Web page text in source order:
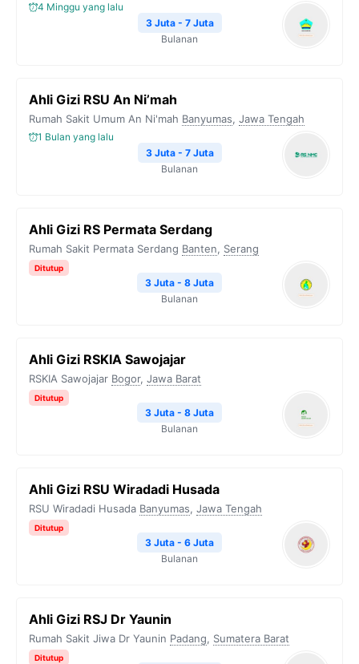
4 Minggu yang lalu
3 Juta - 7 Juta
Bulanan
Ahli Gizi RSU An Ni’mah
Rumah Sakit Umum An Ni'mah Banyumas, Jawa Tengah
1 Bulan yang lalu
3 Juta - 7 Juta
Bulanan
Ahli Gizi RS Permata Serdang
Rumah Sakit Permata Serdang Banten, Serang
Ditutup
3 Juta - 8 Juta
Bulanan
Ahli Gizi RSKIA Sawojajar
RSKIA Sawojajar Bogor, Jawa Barat
Ditutup
3 Juta - 8 Juta
Bulanan
Ahli Gizi RSU Wiradadi Husada
RSU Wiradadi Husada Banyumas, Jawa Tengah
Ditutup
3 Juta - 6 Juta
Bulanan
Ahli Gizi RSJ Dr Yaunin
Rumah Sakit Jiwa Dr Yaunin Padang, Sumatera Barat
Ditutup